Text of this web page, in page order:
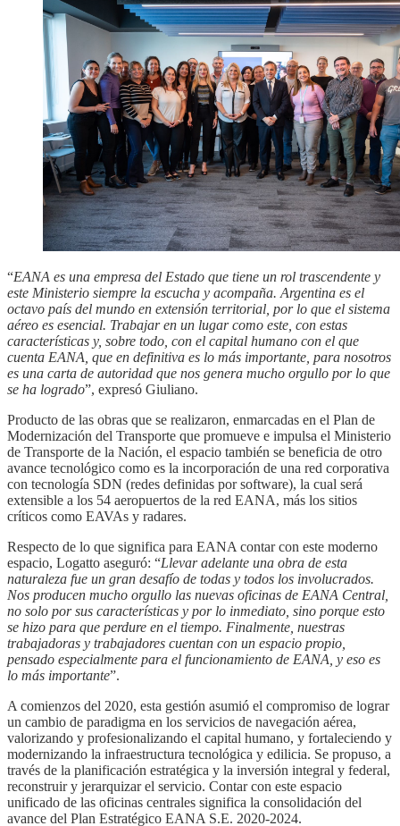
“EANA es una empresa del Estado que tiene un rol trascendente y
este Ministerio siempre la escucha y acompaña. Argentina es el
octavo país del mundo en extensión territorial, por lo que el sistema
aéreo es esencial. Trabajar en un lugar como este, con estas
características y, sobre todo, con el capital humano con el que
cuenta EANA, que en definitiva es lo más importante, para nosotros
es una carta de autoridad que nos genera mucho orgullo por lo que
se ha logrado”, expresó Giuliano.
Producto de las obras que se realizaron, enmarcadas en el Plan de
Modernización del Transporte que promueve e impulsa el Ministerio
de Transporte de la Nación, el espacio también se beneficia de otro
avance tecnológico como es la incorporación de una red corporativa
con tecnología SDN (redes definidas por software), la cual será
extensible a los 54 aeropuertos de la red EANA, más los sitios
críticos como EAVAs y radares.
Respecto de lo que significa para EANA contar con este moderno
espacio, Logatto aseguró: “Llevar adelante una obra de esta
naturaleza fue un gran desafío de todas y todos los involucrados.
Nos producen mucho orgullo las nuevas oficinas de EANA Central,
no solo por sus características y por lo inmediato, sino porque esto
se hizo para que perdure en el tiempo. Finalmente, nuestras
trabajadoras y trabajadores cuentan con un espacio propio,
pensado especialmente para el funcionamiento de EANA, y eso es
lo más importante”.
A comienzos del 2020, esta gestión asumió el compromiso de lograr
un cambio de paradigma en los servicios de navegación aérea,
valorizando y profesionalizando el capital humano, y fortaleciendo y
modernizando la infraestructura tecnológica y edilicia. Se propuso, a
través de la planificación estratégica y la inversión integral y federal,
reconstruir y jerarquizar el servicio. Contar con este espacio
unificado de las oficinas centrales significa la consolidación del
avance del Plan Estratégico EANA S.E. 2020-2024.